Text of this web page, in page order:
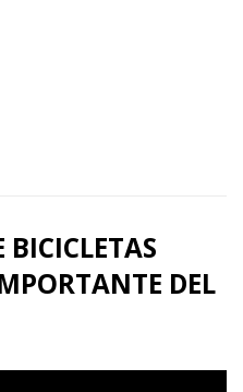
BICICLETAS
DEL